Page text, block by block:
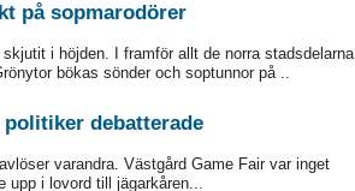
på sopmarodörer
i höjden. I framför allt de norra stadsdelarna
bökas sönder och soptunnor på ..
debatterade
varandra. Västgård Game Fair var inget
upp i lovord till jägarkåren...